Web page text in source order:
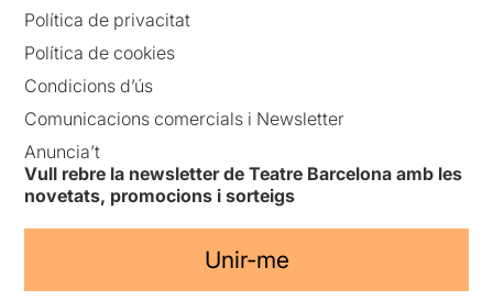
Política de privacitat
Política de cookies
Condicions d’ús
Comunicacions comercials i Newsletter
Anuncia’t
Vull rebre la newsletter de Teatre Barcelona amb les
novetats, promocions i sorteigs
Unir-me